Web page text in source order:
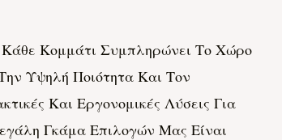
Κομμάτι Συμπληρώνει Το Χώρο
Υψηλή Ποιότητα Και Τον
Και Εργονομικές Λύσεις Για
Γκάμα Επιλογών Μας Είναι